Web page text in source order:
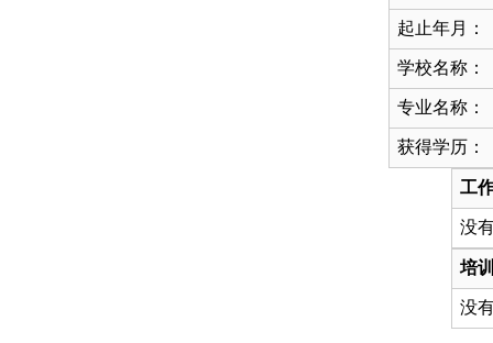
起止年月：
学校名称：
专业名称：
获得学历：
工
没
培
没